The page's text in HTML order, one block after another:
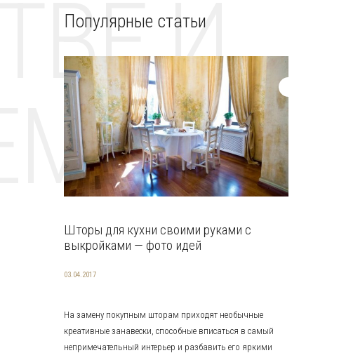
И
Популярные статьи
Шторы для кухни своими руками с
выкройками — фото идей
03.04.2017
На замену покупным шторам приходят необычные
креативные занавески, способные вписаться в самый
непримечательный интерьер и разбавить его яркими